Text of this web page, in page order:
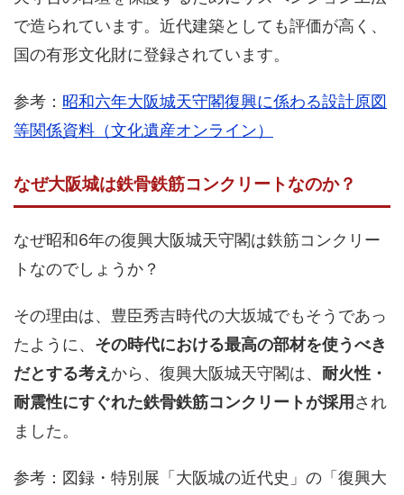
で造られています。近代建築としても評価が高く、
国の有形文化財に登録されています。
参考： 昭和六年大阪城天守閣復興に係わる設計原図
等関係資料（文化遺産オンライン）
なぜ大阪城は鉄骨鉄筋コンクリートなのか？
なぜ昭和6年の復興大阪城天守閣は鉄筋コンクリー
トなのでしょうか？
その理由は、豊臣秀吉時代の大坂城でもそうであっ
たように、 その時代における最高の部材を使うべき
だとする考え から、復興大阪城天守閣は、 耐火性・
耐震性にすぐれた鉄骨鉄筋コンクリートが採用され
ました。
参考：図録・特別展「大阪城の近代史」の「復興大